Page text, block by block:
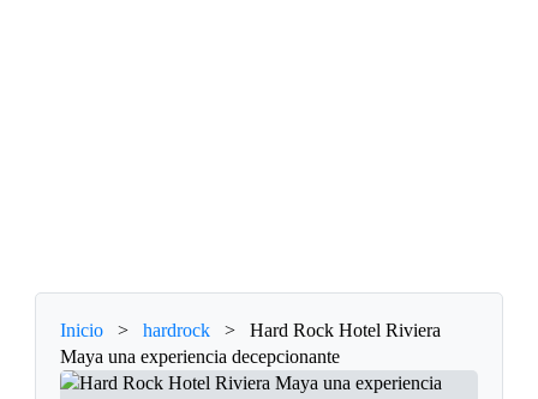
Inicio > hardrock >
Hard Rock Hotel Riviera
Maya una experiencia decepcionante